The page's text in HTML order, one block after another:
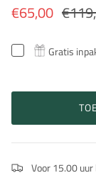
€65,00
Gratis
Voor 15.00